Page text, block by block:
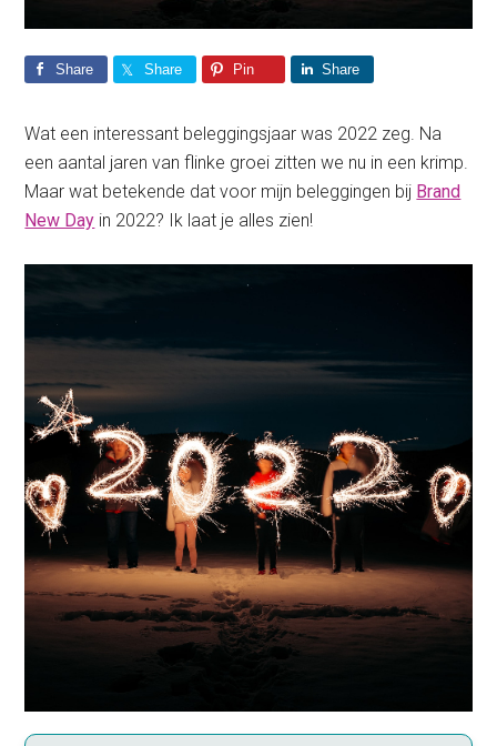
Share Share Pin Share
Wat een interessant beleggingsjaar was 2022 zeg. Na
een aantal jaren van flinke groei zitten we nu in een krimp.
Maar wat betekende dat voor mijn beleggingen bij Brand
New Day in 2022? Ik laat je alles zien!